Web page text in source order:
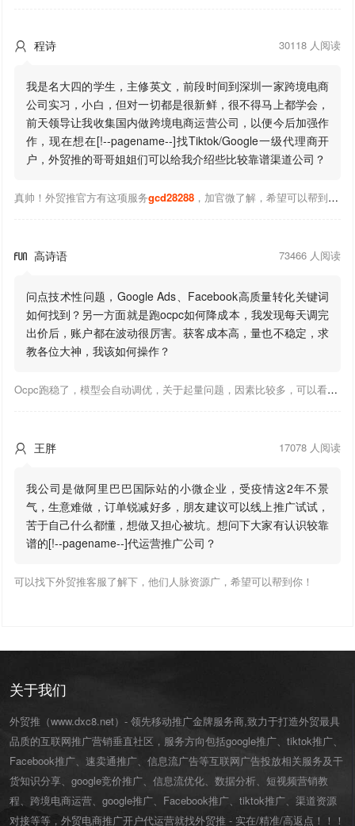
 程诗 30118 人阅读
我是名大四的学生，主修英文，前段时间到深圳一家跨境电商
公司实习，小白，但对一切都是很新鲜，很不得马上都学会，
前天领导让我收集国内做跨境电商运营公司，以便今后加强作
作，现在想在[!--pagename--]找Tiktok/Google一级代理商开
户，外贸推的哥哥姐姐们可以给我介绍些比较靠谱渠道公司？
真帅！外贸推官方有这项服务gcd28288，加官微了解，希望可以帮到你！
 高诗语 73466 人阅读
问点技术性问题，Google Ads、Facebook高质量转化关键词
如何找到？另一方面就是跑ocpc如何降成本，我发现每天调完
出价后，账户都在波动很厉害。获客成本高，量也不稳定，求
教各位大神，我该如何操作？
Ocpc跑稳了，模型会自动调优，关于起量问题，因素比较多，可以看下靠谱推大神出的干货文章，都是经验总结，应该可以找到对应解决。
 王胖 17078 人阅读
我公司是做阿里巴巴国际站的小微企业，受疫情这2年不景
气，生意难做，订单锐减好多，朋友建议可以线上推广试试，
苦于自己什么都懂，想做又担心被坑。想问下大家有认识较靠
谱的[!--pagename--]代运营推广公司？
可以找下外贸推客服了解下，他们人脉资源广，希望可以帮到你！
关于我们
外贸推（www.dxc8.net）- 领先移动推广金牌服务商,致力于打造外贸最具
品质的互联网推广营销垂直社区，服务方向包括google推广、tiktok推广、
Facebook推广、速卖通推广、信息流广告等互联网广告投放相关服务及干
货知识分享、google竞价推广、信息流优化、数据分析、短视频营销教
程、跨境电商运营、 google推广、 Facebook推广、 tiktok推广、渠道资源
对接等等，外贸电商推广开户代运营就找外贸推 - 实在/精准/高返点！！！